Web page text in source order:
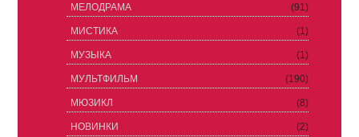
МЕЛОДРАМА (91)
МИСТИКА (1)
МУЗЫКА (1)
МУЛЬТФИЛЬМ (190)
МЮЗИКЛ (8)
НОВИНКИ (2)